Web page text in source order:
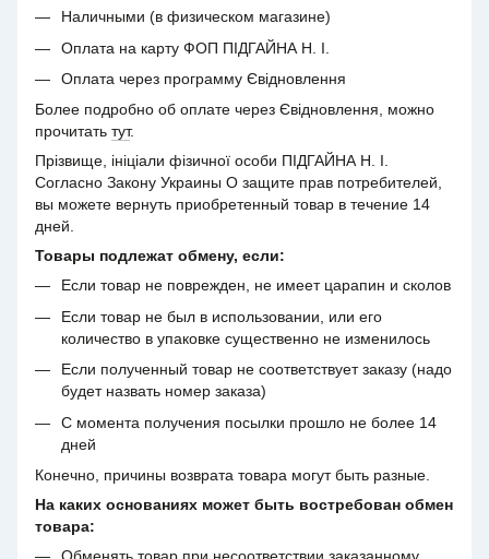
Наличными (в физическом магазине)
Оплата на карту ФОП ПІДГАЙНА Н. І.
Оплата через программу Євідновлення
Более подробно об оплате через Євідновлення, можно
прочитать тут.
Прізвище, ініціали фізичної особи ПІДГАЙНА Н. І.
Согласно Закону Украины О защите прав потребителей,
вы можете вернуть приобретенный товар в течение 14
дней.
Товары подлежат обмену, если:
Если товар не поврежден, не имеет царапин и сколов
Если товар не был в использовании, или его
количество в упаковке существенно не изменилось
Если полученный товар не соответствует заказу (надо
будет назвать номер заказа)
С момента получения посылки прошло не более 14
дней
Конечно, причины возврата товара могут быть разные.
На каких основаниях может быть востребован обмен
товара: